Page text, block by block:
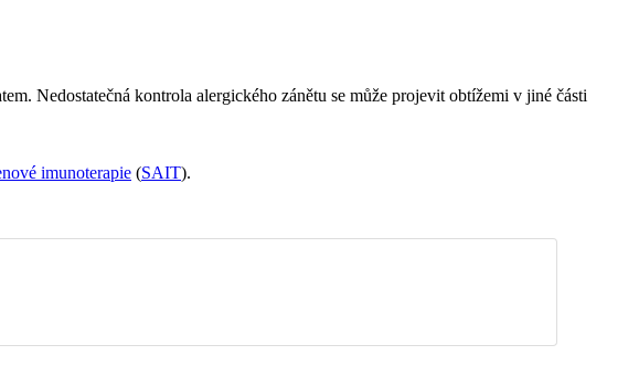
Nedostatečná kontrola alergického zánětu se může projevit obtížemi v jiné části
imunoterapie (SAIT).